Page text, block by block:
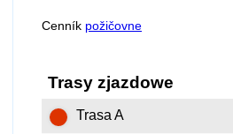
Cenník požičovne
Trasy zjazdowe
Trasa A